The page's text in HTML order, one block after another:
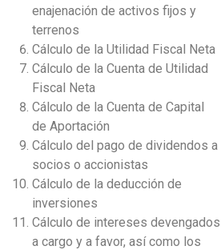
enajenación de activos fijos y
terrenos
Cálculo de la Utilidad Fiscal Neta
Cálculo de la Cuenta de Utilidad
Fiscal Neta
Cálculo de la Cuenta de Capital
de Aportación
Cálculo del pago de dividendos a
socios o accionistas
Cálculo de la deducción de
inversiones
Cálculo de intereses devengados
a cargo y a favor, así como los